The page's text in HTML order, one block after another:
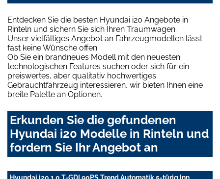
Entdecken Sie die besten Hyundai i20 Angebote in
Rinteln und sichern Sie sich Ihren Traumwagen.
Unser vielfältiges Angebot an Fahrzeugmodellen lässt
fast keine Wünsche offen.
Ob Sie ein brandneues Modell mit den neuesten
technologischen Features suchen oder sich für ein
preiswertes, aber qualitativ hochwertiges
Gebrauchtfahrzeug interessieren, wir bieten Ihnen eine
breite Palette an Optionen.
Erkunden Sie die gefundenen
Hyundai i20 Modelle in Rinteln und
fordern Sie Ihr Angebot an